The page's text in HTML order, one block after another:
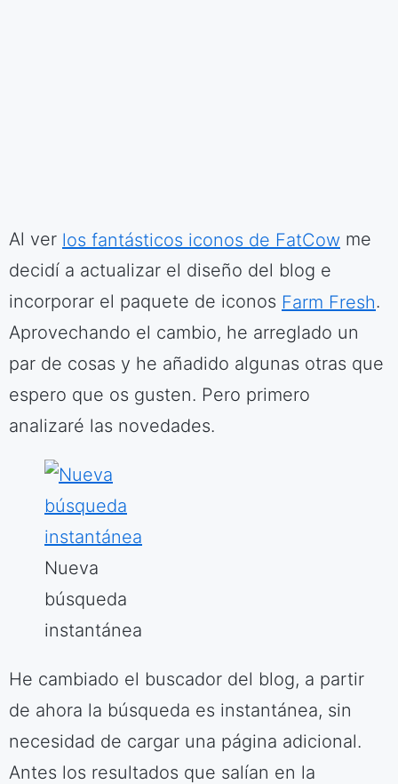
Al ver los fantásticos iconos de FatCow me
decidí a actualizar el diseño del blog e
incorporar el paquete de iconos Farm Fresh.
Aprovechando el cambio, he arreglado un
par de cosas y he añadido algunas otras que
espero que os gusten. Pero primero
analizaré las novedades.
Nueva
búsqueda
instantánea
He cambiado el buscador del blog, a partir
de ahora la búsqueda es instantánea, sin
necesidad de cargar una página adicional.
Antes los resultados que salían en la